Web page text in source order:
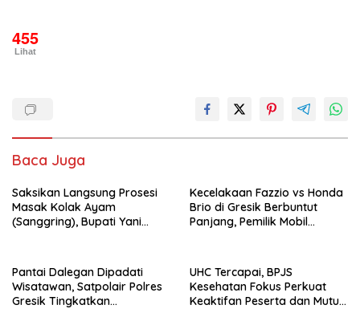
455
Lihat
Baca Juga
Saksikan Langsung Prosesi
Masak Kolak Ayam
(Sanggring), Bupati Yani
Kecelakaan Fazzio vs Honda
Brio di Gresik Berbuntut
Panjang, Pemilik Mobil
Pantai Dalegan Dipadati
Wisatawan, Satpolair Polres
Gresik Tingkatkan
UHC Tercapai, BPJS
Kesehatan Fokus Perkuat
Keaktifan Peserta dan Mutu